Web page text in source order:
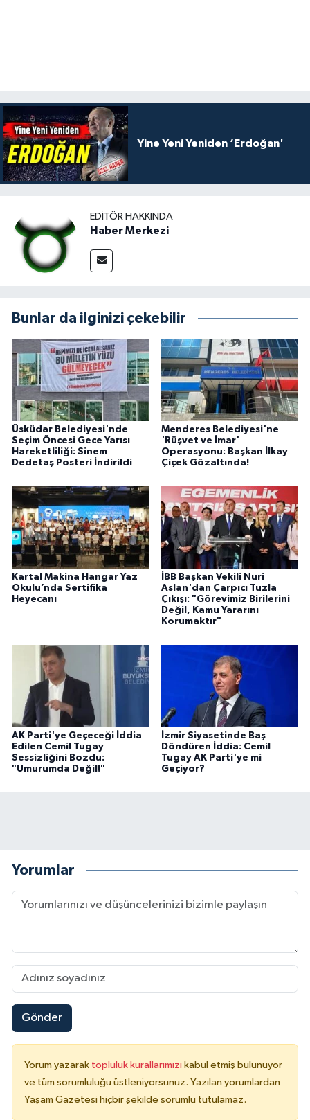
Yine Yeni Yeniden ‘Erdoğan'
EDITÖR HAKKINDA
Haber Merkezi
Bunlar da ilginizi çekebilir
Üsküdar Belediyesi'nde
Seçim Öncesi Gece Yarısı
Hareketliliği: Sinem
Dedetaş Posteri İndirildi
Menderes Belediyesi'ne
'Rüşvet ve İmar'
Operasyonu: Başkan İlkay
Çiçek Gözaltında!
Kartal Makina Hangar Yaz
Okulu’nda Sertifika
Heyecanı
İBB Başkan Vekili Nuri
Aslan'dan Çarpıcı Tuzla
Çıkışı: "Görevimiz Birilerini
Değil, Kamu Yararını
Korumaktır"
AK Parti'ye Geçeceği İddia
Edilen Cemil Tugay
Sessizliğini Bozdu:
"Umurumda Değil!"
İzmir Siyasetinde Baş
Döndüren İddia: Cemil
Tugay AK Parti'ye mi
Geçiyor?
Yorumlar
Gönder
Yorum yazarak topluluk kurallarımızı kabul etmiş bulunuyor
ve tüm sorumluluğu üstleniyorsunuz. Yazılan yorumlardan
Yaşam Gazetesi hiçbir şekilde sorumlu tutulamaz.